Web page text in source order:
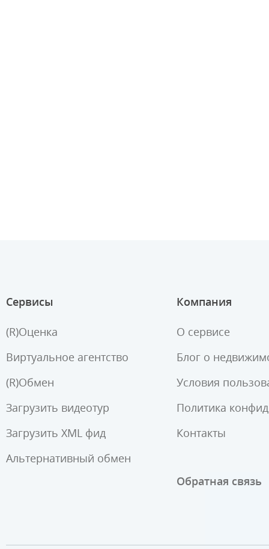
Сервисы
(R)Оценка
Виртуальное агентство
(R)Обмен
Загрузить видеотур
Загрузить XML фид
Альтернативный обмен
Компания
О сервисе
Блог о
Условия
Политика
Контакты
Обратная связь